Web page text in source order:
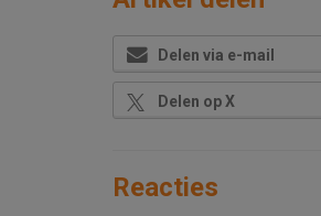
Delen via e-mail
Delen op X
Reacties